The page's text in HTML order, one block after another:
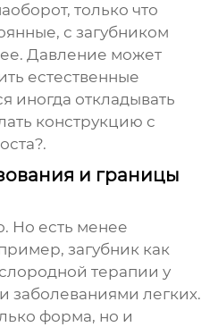
только что
с загубником
Давление может
естественные
иногда откладывать
конструкцию с
и границы
Но есть менее
загубник как
терапии у
заболеваниями легких.
форма, но и